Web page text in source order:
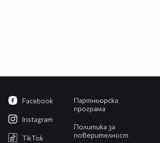
Партньорска
програма
Политика за
поверителност
Facebook
Instagram
TikTok